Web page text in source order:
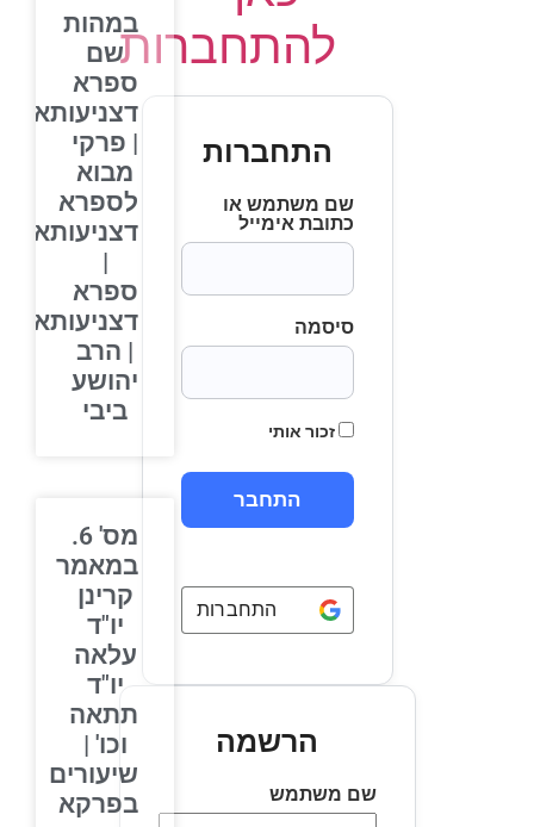
להתחברות
התחברות
שם משתמש או
כתובת אימייל
סיסמה
זכור אותי
התחברות באמצעות Google
הרשמה
שם משתמש
במהות
שם
ספרא
דצניעותא
| פרקי
מבוא
לספרא
דצניעותא
ספרא
דצניעותא
| הרב
יהושע
ביבי
מס' 6.
במאמר
קרינן
יו"ד
עלאה
יו"ד
תתאה
וכו' |
שיעורים
בפרקא